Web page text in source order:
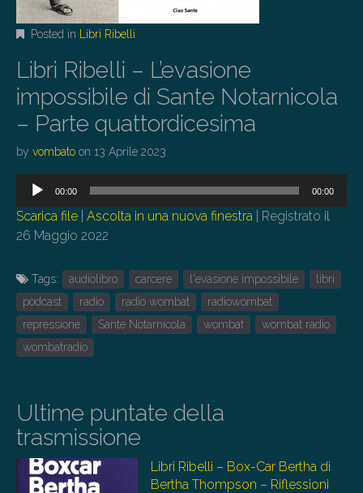
Posted in Libri Ribelli
Libri Ribelli – L’evasione
impossibile di Sante Notarnicola
– Parte quattordicesima
by vombato on 13 Aprile 2023
Audio
00:00 00:00
Scarica file Ascolta in una nuova finestra
Registrato il
26 Maggio 2022
Tags: audiolibro carcere l'evasione impossibile
libri
podcast
radio radio wombat
radiowombat
repressione
Sante Notarnicola wombat
wombat radio
wombatradio
Ultime puntate della
trasmissione
Libri Ribelli – Box-Car Bertha di
Bertha Thompson – Riflessioni